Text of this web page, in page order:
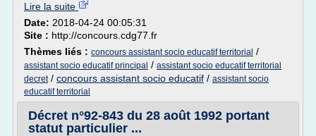
Lire la suite
Date: 2018-04-24 00:05:31
Site : http://concours.cdg77.fr
Thèmes liés : concours assistant socio educatif territorial /
assistant socio educatif principal / assistant socio educatif territorial
decret/ concours assistant socio educatif / assistant socio
educatif territorial
Décret n°92-843 du 28 août 1992 portant
statut particulier ...